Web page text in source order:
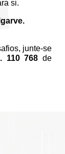
si.
junte-se
110 768 de